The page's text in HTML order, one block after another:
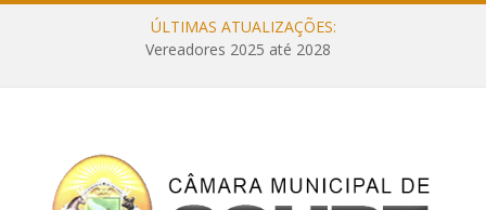
ÚLTIMAS ATUALIZAÇÕES:
Vereadores 2025 até 2028